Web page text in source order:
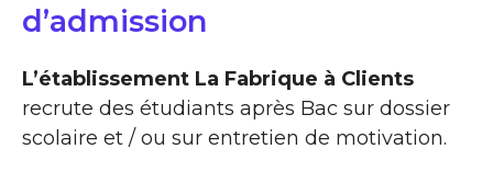
d’admission
L’établissement La Fabrique à Clients
recrute des étudiants après Bac sur dossier
scolaire et / ou sur entretien de motivation.